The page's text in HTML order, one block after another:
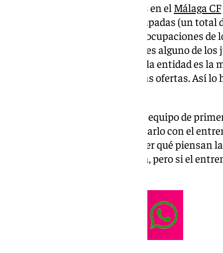
Se acerca el mercado de fichajes en el Málaga CF
afronta con todas las fichas ocupadas (un total
de gol ocupa las principales preocupaciones
nuevo refuerzo, deberá salir antes alguno de
Una de las opciones que baraja la entidad es
quien ya ha recibido las primeras ofertas. Así
os ha llamado algún equipo de
de semana, pero habrá que hablarlo con el
en ambos sentidos, habrá que ver qué piensan
la dirección se marca una pauta, pero si el